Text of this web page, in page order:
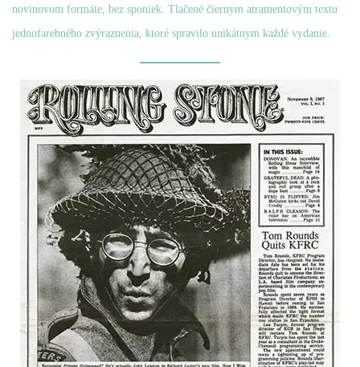
novinovom formáte, bez sponiek. Tlačené čiernym atramentovým textu
jednofarebného zvýraznenia, ktoré spravilo unikátnym každé vydanie.